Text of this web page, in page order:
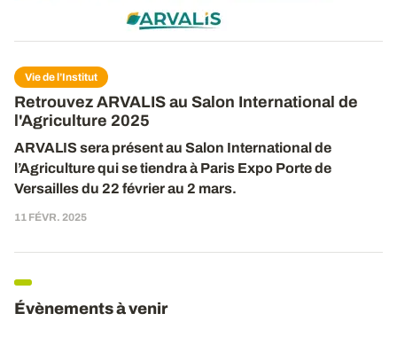
Vie de l’Institut
Retrouvez ARVALIS au Salon International de
l'Agriculture 2025
ARVALIS sera présentau Salon International de
l’Agriculture qui se tiendra à Paris Expo Porte de
Versailles du 22 février au 2 mars.
11 FÉVR. 2025
Évènements à venir